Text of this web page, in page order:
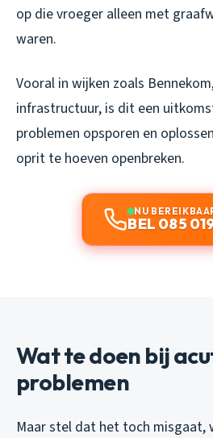
op die vroeger alleen met
waren.
Vooral in wijken zoals
infrastructuur, is dit een
problemen opsporen en
oprit te hoeven openbreken.
NU
BEL 085
Wat te doen bij
problemen
Maar stel dat het toch misgaat,